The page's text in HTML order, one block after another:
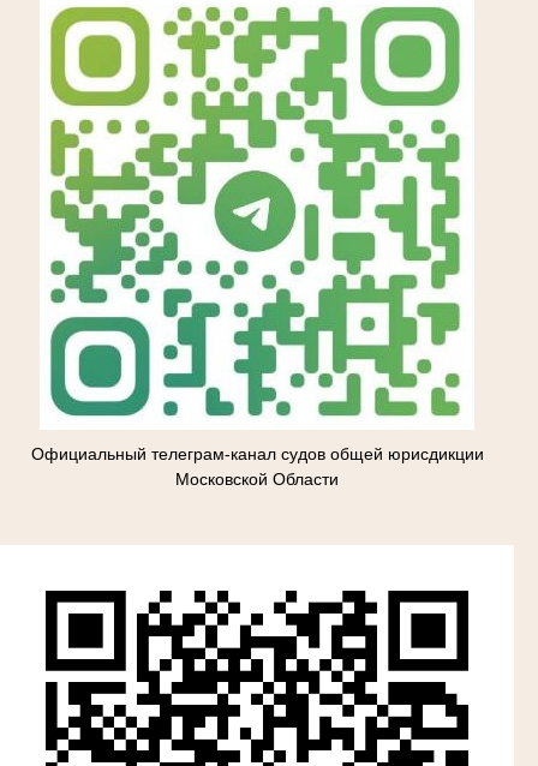
Официальный телеграм-канал судов общей юрисдикции
Московской Области